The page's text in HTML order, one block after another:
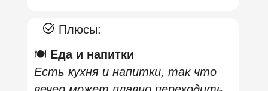
бесплатно в рамках аренды зоны.
🕐 Долгая работа и удобное
положение
Работает до 03:00 в будни и до
05–06:00 по выходным, так что
сюда удобно приходить вечером и